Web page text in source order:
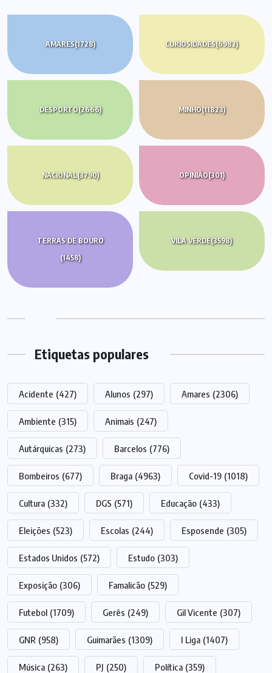
AMARES(1728) CURIOSIDADES(6982)
DESPORTO(2666) MINHO(11823)
NACIONAL(3790) OPINIÃO(301)
TERRAS DE BOURO
(1458)
VILA VERDE(3598)
Etiquetas populares
Acidente (427) Alunos (297) Amares (2306)
Ambiente (315) Animais (247)
Autárquicas (273) Barcelos (776)
Bombeiros (677) Braga (4963) Covid-19 (1018)
Cultura (332) DGS (571) Educação (433)
Eleições (523) Escolas (244) Esposende (305)
Estados Unidos (572) Estudo (303)
Exposição (306) Famalicão (529)
Futebol (1709) Gerês (249) Gil Vicente (307)
GNR (958) Guimarães (1309) I Liga (1407)
Música (263) PJ (250) Política (359)